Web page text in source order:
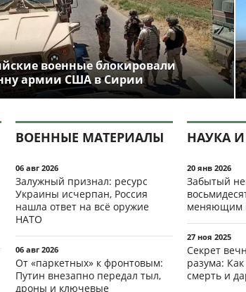
военные блокировали
армии США в Сирии
ВОЕННЫЕ МАТЕРИАЛЫ
06 авг 2026
Залужный признал: ресурс
Украины исчерпан, Россия
нашла ответ на всё оружие
НАТО
06 авг 2026
От «паркетных» к фронтовым:
Путин внезапно передал тыл,
дроны и ключевые
НАУКА
20 янв 2026
Забытый
меняющим
27 ноя 2025
Секрет
разума:
смерть и